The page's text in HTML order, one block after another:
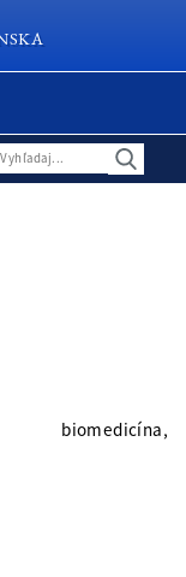
biomedicína,